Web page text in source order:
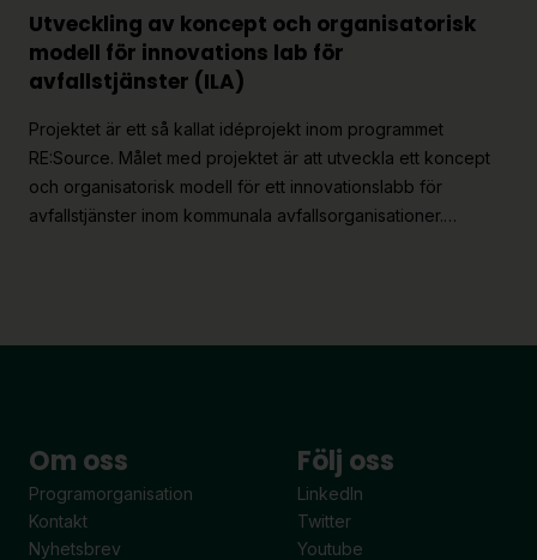
Utveckling av koncept och organisatorisk
modell för innovations lab för
avfallstjänster (ILA)
Projektet är ett så kallat idéprojekt inom programmet
RE:Source. Målet med projektet är att utveckla ett koncept
och organisatorisk modell för ett innovationslabb för
avfallstjänster inom kommunala avfallsorganisationer.…
Om oss
Programorganisation
Kontakt
Nyhetsbrev
Följ oss
LinkedIn
Twitter
Youtube